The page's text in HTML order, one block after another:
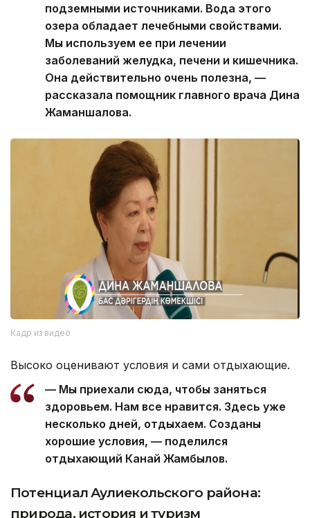
подземными источниками. Вода этого
озера обладает лечебными свойствами.
Мы используем ее при лечении
заболеваний желудка, печени и кишечника.
Она действительно очень полезна, —
рассказала помощник главного врача Дина
Жаманшалова.
Кадр из видео
Высоко оценивают условия и сами отдыхающие.
— Мы приехали сюда, чтобы заняться
здоровьем. Нам все нравится. Здесь уже
несколько дней, отдыхаем. Созданы
хорошие условия, — поделился
отдыхающий Канай Жамбылов.
Потенциал Аулиекольского района:
природа, история и туризм